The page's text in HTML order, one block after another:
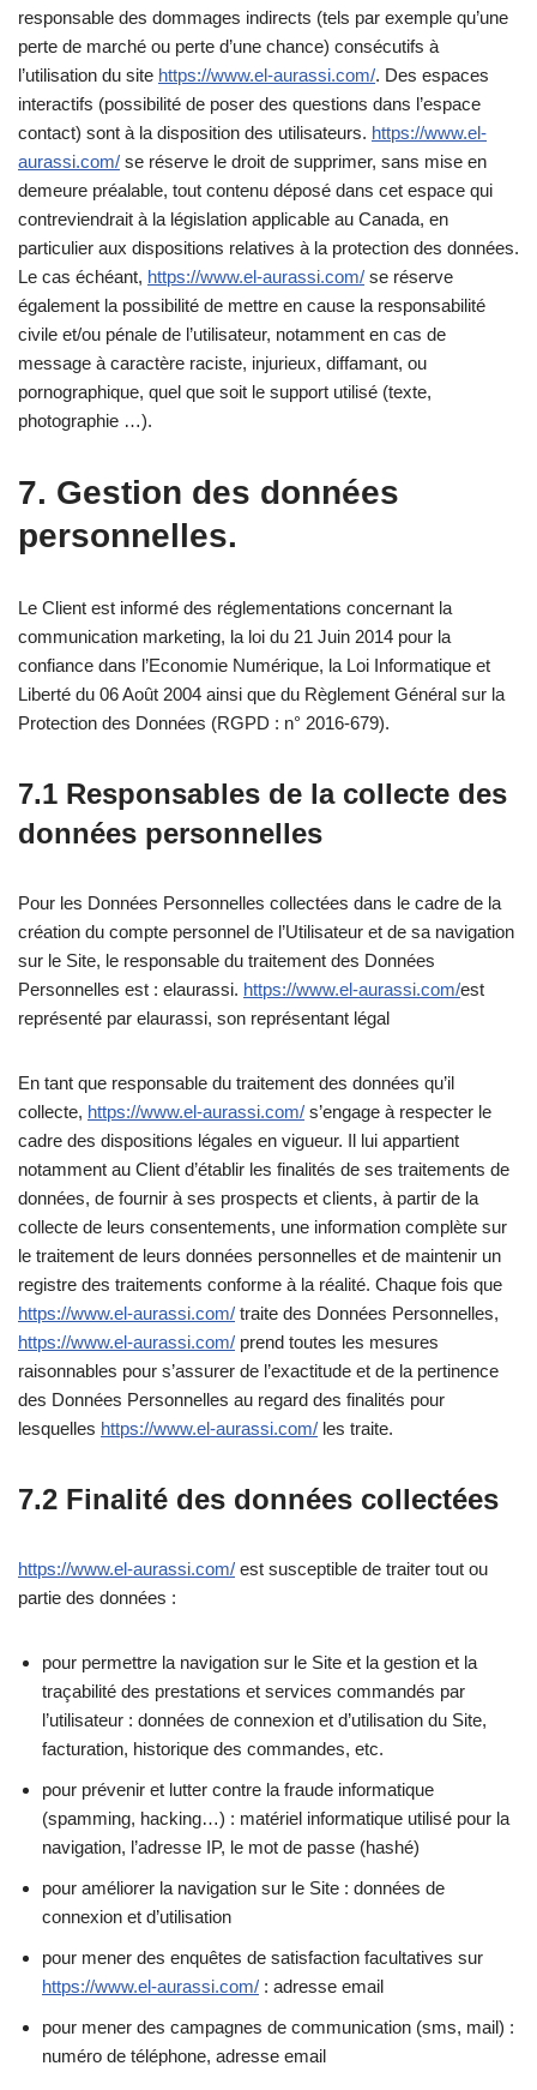
responsable des dommages indirects (tels par exemple qu’une
perte de marché ou perte d’une chance) consécutifs à
l’utilisation du site https://www.el-aurassi.com/. Des espaces
interactifs (possibilité de poser des questions dans l’espace
contact) sont à la disposition des utilisateurs. https://www.el-
aurassi.com/ se réserve le droit de supprimer, sans mise en
demeure préalable, tout contenu déposé dans cet espace qui
contreviendrait à la législation applicable au Canada, en
particulier aux dispositions relatives à la protection des données.
Le cas échéant, https://www.el-aurassi.com/ se réserve
également la possibilité de mettre en cause la responsabilité
civile et/ou pénale de l’utilisateur, notamment en cas de
message à caractère raciste, injurieux, diffamant, ou
pornographique, quel que soit le support utilisé (texte,
photographie …).
7. Gestion des données
personnelles.
Le Client est informé des réglementations concernant la
communication marketing, la loi du 21 Juin 2014 pour la
confiance dans l’Economie Numérique, la Loi Informatique et
Liberté du 06 Août 2004 ainsi que du Règlement Général sur la
Protection des Données (RGPD : n° 2016-679).
7.1 Responsables de la collecte des
données personnelles
Pour les Données Personnelles collectées dans le cadre de la
création du compte personnel de l’Utilisateur et de sa navigation
sur le Site, le responsable du traitement des Données
Personnelles est : elaurassi. https://www.el-aurassi.com/est
représenté par elaurassi, son représentant légal
En tant que responsable du traitement des données qu’il
collecte, https://www.el-aurassi.com/ s’engage à respecter le
cadre des dispositions légales en vigueur. Il lui appartient
notamment au Client d’établir les finalités de ses traitements de
données, de fournir à ses prospects et clients, à partir de la
collecte de leurs consentements, une information complète sur
le traitement de leurs données personnelles et de maintenir un
registre des traitements conforme à la réalité. Chaque fois que
https://www.el-aurassi.com/ traite des Données Personnelles,
https://www.el-aurassi.com/ prend toutes les mesures
raisonnables pour s’assurer de l’exactitude et de la pertinence
des Données Personnelles au regard des finalités pour
lesquelles https://www.el-aurassi.com/ les traite.
7.2 Finalité des données collectées
https://www.el-aurassi.com/ est susceptible de traiter tout ou
partie des données :
pour permettre la navigation sur le Site et la gestion et la
traçabilité des prestations et services commandés par
l’utilisateur : données de connexion et d’utilisation du Site,
facturation, historique des commandes, etc.
pour prévenir et lutter contre la fraude informatique
(spamming, hacking…) : matériel informatique utilisé pour la
navigation, l’adresse IP, le mot de passe (hashé)
pour améliorer la navigation sur le Site : données de
connexion et d’utilisation
pour mener des enquêtes de satisfaction facultatives sur
https://www.el-aurassi.com/ : adresse email
pour mener des campagnes de communication (sms, mail) :
numéro de téléphone, adresse email